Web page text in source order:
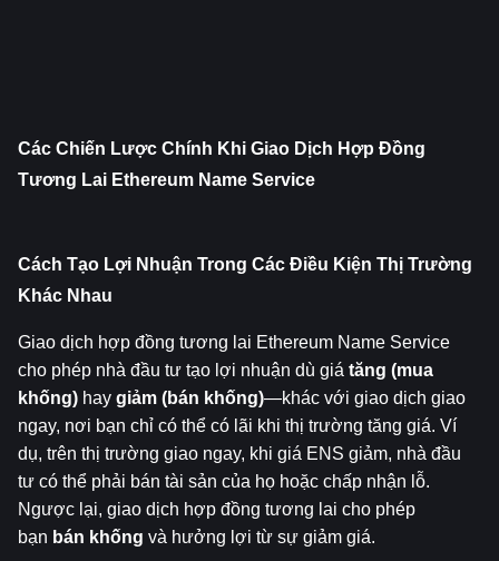
Các Chiến Lược Chính Khi Giao Dịch Hợp Đồng
Tương Lai Ethereum Name Service
Cách Tạo Lợi Nhuận Trong Các Điều Kiện Thị Trường
Khác Nhau
Giao dịch hợp đồng tương lai Ethereum Name Service
cho phép nhà đầu tư tạo lợi nhuận dù giá tăng (mua
khống) hay giảm (bán khống)—khác với giao dịch giao
ngay, nơi bạn chỉ có thể có lãi khi thị trường tăng giá. Ví
dụ, trên thị trường giao ngay, khi giá ENS giảm, nhà đầu
tư có thể phải bán tài sản của họ hoặc chấp nhận lỗ.
Ngược lại, giao dịch hợp đồng tương lai cho phép
bạn bán khống và hưởng lợi từ sự giảm giá.